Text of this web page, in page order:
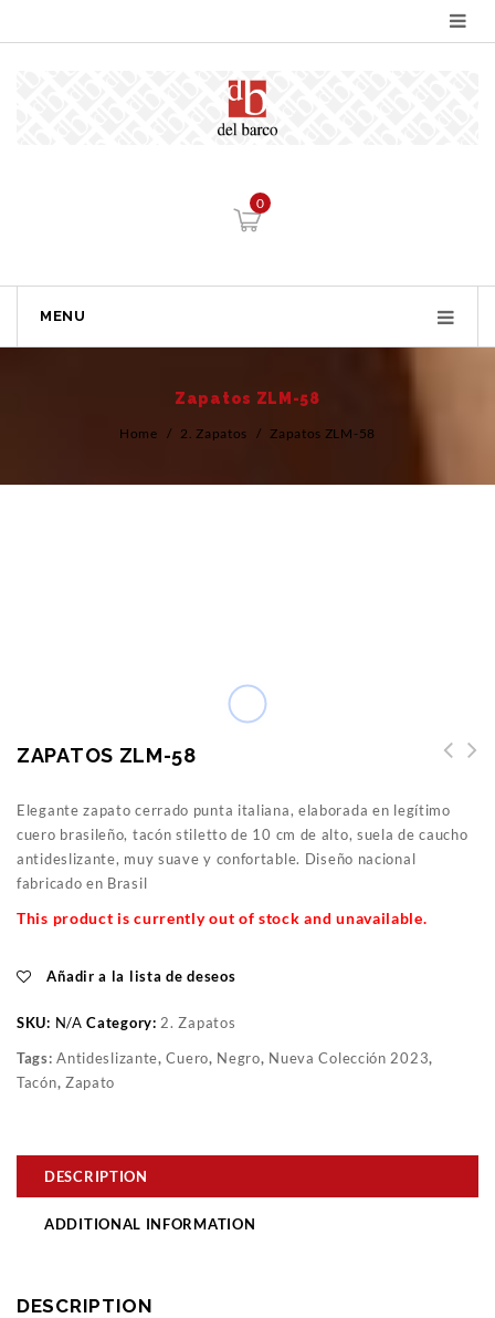
0
MENU
Zapatos ZLM-58
Home / 2. Zapatos / Zapatos ZLM-58
ZAPATOS ZLM-58
Elegante zapato cerrado punta italiana, elaborada en legítimo
cuero brasileño, tacón stiletto de 10 cm de alto, suela de caucho
antideslizante, muy suave y confortable. Diseño nacional
fabricado en Brasil
This product is currently out of stock and unavailable.
Añadir a la lista de deseos
SKU: N/A Category: 2. Zapatos
Tags:Antideslizante,Cuero, Negro, Nueva Colección 2023,
Tacón, Zapato
DESCRIPTION
ADDITIONAL INFORMATION
DESCRIPTION